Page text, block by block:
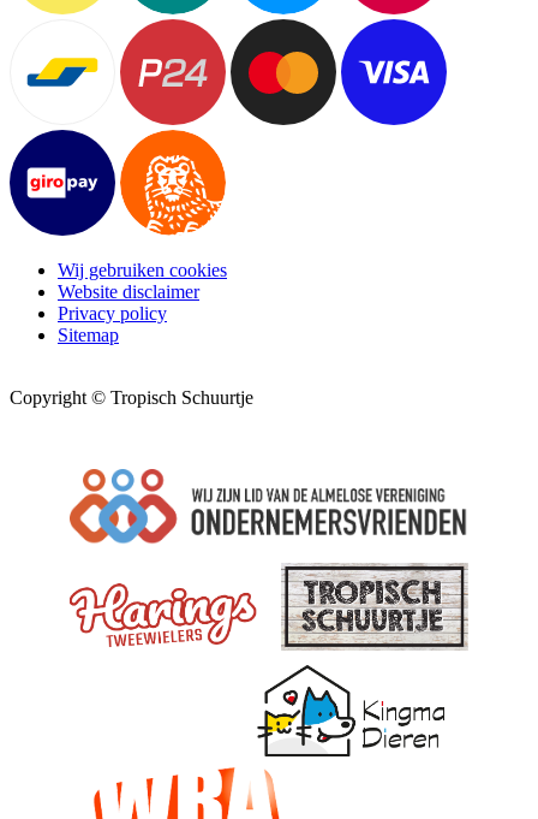
Wij gebruiken cookies
Website disclaimer
Privacy policy
Sitemap
Copyright © Tropisch Schuurtje